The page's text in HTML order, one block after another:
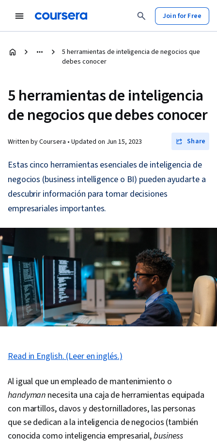
Join for Free
5 herramientas de inteligencia de negocios que
debes conocer
5 herramientas de inteligencia
de negocios que debes conocer
Written by Coursera • Updated on Jun 15, 2023 Share
Estas cinco herramientas esenciales de inteligencia de
negocios (business intelligence o BI) pueden ayudarte a
descubrir información para tomar decisiones
empresariales importantes.
Read in English. (Leer en inglés.)
Al igual que un empleado de mantenimiento o
handyman necesita una caja de herramientas equipada
con martillos, clavos y destornilladores, las personas
que se dedican a la inteligencia de negocios (también
conocida como inteligencia empresarial,business